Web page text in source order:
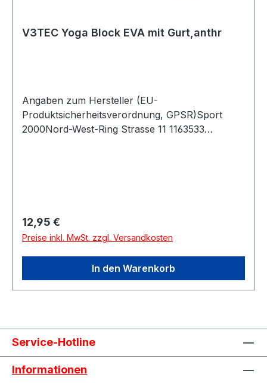
V3TEC Yoga Block EVA mit Gurt,anthr
Angaben zum Hersteller (EU-
Produktsicherheitsverordnung, GPSR)Sport
2000Nord-West-Ring Strasse 11 1163533
Regulärer Preis:
12,95 €
Preise inkl. MwSt. zzgl. Versandkosten
In den Warenkorb
Service-Hotline
Informationen